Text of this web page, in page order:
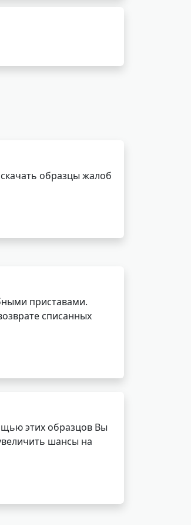
образцы жалоб
приставами.
списанных
этих образцов Вы
шансы на